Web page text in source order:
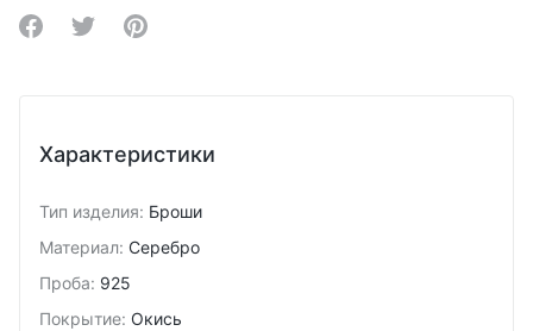
Share on Facebook
Share on Twitter
Share on Pinterest
Характеристики
Тип изделия: Броши
Материал: Серебро
Проба: 925
Покрытие: Окись